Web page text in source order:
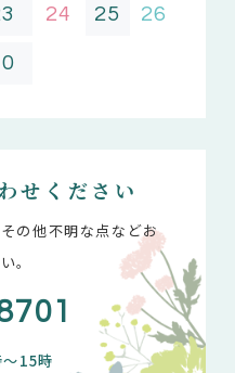
24 25 26
せください
の他不明な点などお
。
15時